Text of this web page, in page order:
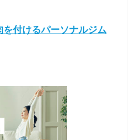
付けるパーソナルジム